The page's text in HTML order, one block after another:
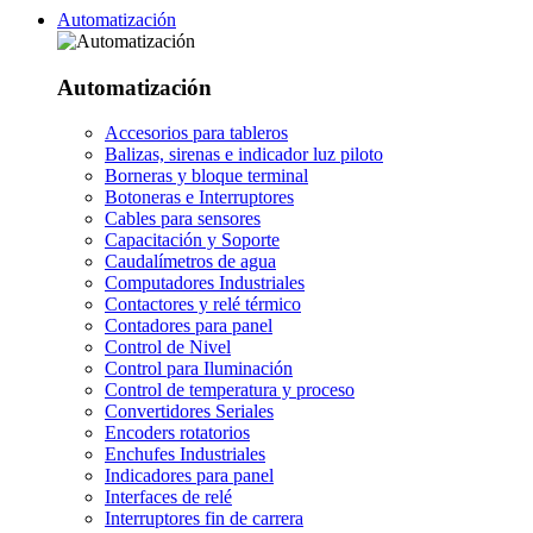
Automatización
Automatización
Accesorios para tableros
Balizas, sirenas e indicador luz piloto
Borneras y bloque terminal
Botoneras e Interruptores
Cables para sensores
Capacitación y Soporte
Caudalímetros de agua
Computadores Industriales
Contactores y relé térmico
Contadores para panel
Control de Nivel
Control para Iluminación
Control de temperatura y proceso
Convertidores Seriales
Encoders rotatorios
Enchufes Industriales
Indicadores para panel
Interfaces de relé
Interruptores fin de carrera